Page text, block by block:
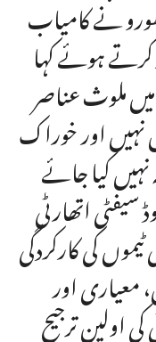
نے کامیاب
کرتے ہوئے کہا
ملوث عناصر
اور خوراک
کیا جائے
سیفٹی اتھارٹی
کی کارکردگی
معیاری اور
اولین ترجیح